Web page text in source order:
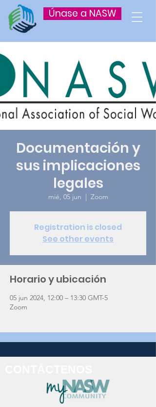
Únase a NASW
Documentación y
sus implicaciones
legales
mié, 05 jun
  |
Zoom
Registration is closed
See other events
Horario y ubicación
05 jun 2024, 12:00 – 13:30 GMT-5
Zoom